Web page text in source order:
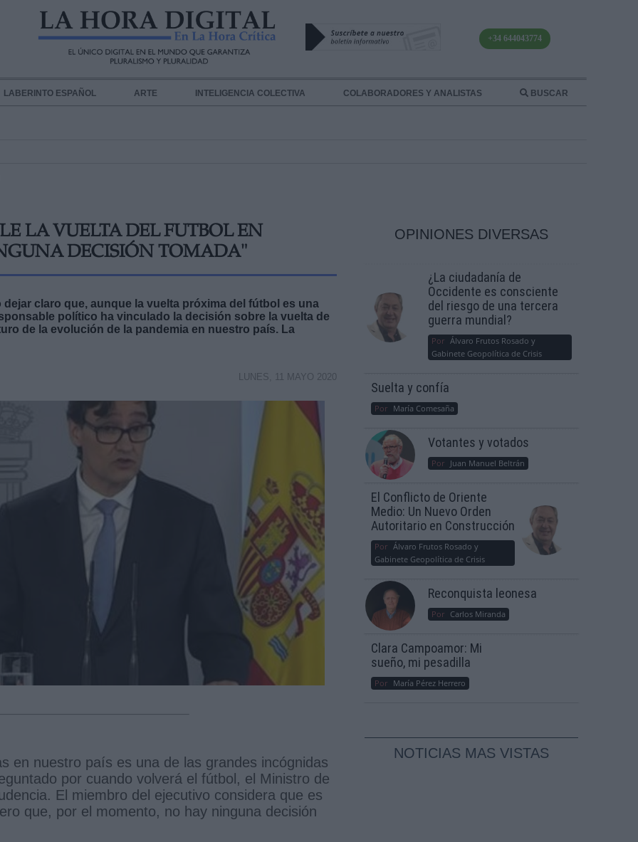
+34 644043774
LABERINTO ESPAÑOL ARTE INTELIGENCIA COLECTIVA COLABORADORES Y ANALISTAS BUSCAR
LA VUELTA DEL FUTBOL EN
DECISIÓN TOMADA"
claro que, aunque la vuelta próxima del fútbol es una
político ha vinculado la decisión sobre la vuelta de
de la evolución de la pandemia en nuestro país. La
LUNES, 11 MAYO 2020
en nuestro país es una de las grandes incógnidas
por cuando volverá el fútbol, el Ministro de
El miembro del ejecutivo considera que es
que, por el momento, no hay ninguna decisión
OPINIONES DIVERSAS
¿La ciudadanía de
Occidente es consciente
del riesgo de una tercera
guerra mundial?
Por Álvaro Frutos Rosado y
Gabinete Geopolítica de Crisis
Suelta y confía
Por María Comesaña
Votantes y votados
Por Juan Manuel Beltrán
El Conflicto de Oriente
Medio: Un Nuevo Orden
Autoritario en Construcción
Por Álvaro Frutos Rosado y
Gabinete Geopolítica de Crisis
Reconquista leonesa
Por Carlos Miranda
Clara Campoamor: Mi
sueño, mi pesadilla
Por María Pérez Herrero
NOTICIAS MAS VISTAS